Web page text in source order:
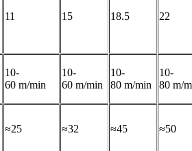
11 15 18.5 22
10-
60 m/min
10-
60 m/min
10-
80 m/min
10-
80 m/
≈25 ≈32 ≈45 ≈50